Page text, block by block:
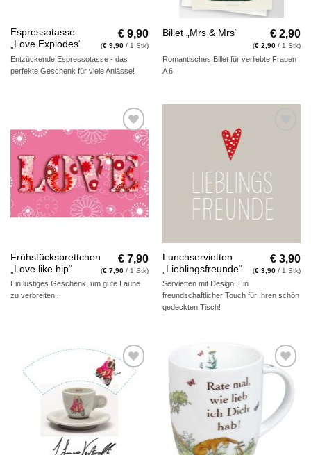
Espressotasse
„Love Explodes“
€ 9,90
(€ 9,90 / 1 Stk)
Entzückende Espressotasse - das
perfekte Geschenk für viele Anlässe!
Billet „Mrs & Mrs“ € 2,90
(€ 2,90 / 1 Stk)
Romantisches Billet für verliebte Frauen
A 6
Auf die
Wunschliste
Frühstücksbrettchen
„Love like hip“
€ 7,90
(€ 7,90 / 1 Stk)
Ein lustiges Geschenk, um gute Laune
zu verbreiten...
Lunchservietten
„Lieblingsfreunde“
€ 3,90
(€ 3,90 / 1 Stk)
Servietten mit Design: Ein
freundschaftlicher Touch für Ihren schön
gedeckten Tisch!
Auf die
Wunschliste
Auf die
Wunschliste